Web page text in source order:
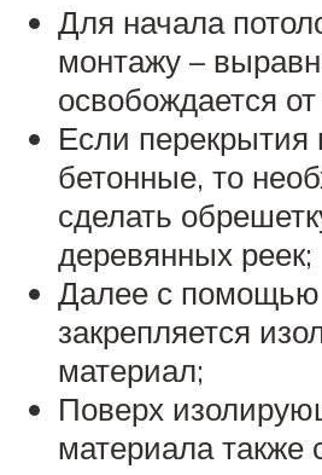
Для начала
монтажу –
освобождается
Если перекрытия
бетонные, то
сделать
деревянных реек;
Далее с помощью
закрепляется
материал;
Поверх
материала